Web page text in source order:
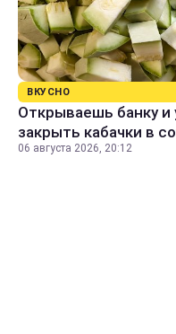
ВКУСНО
Открываешь банку и
закрыть кабачки в
06 августа 2026, 20:12